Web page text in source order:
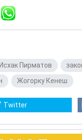
Исхак Пирматов
Жогорку Кенеш
Twitter